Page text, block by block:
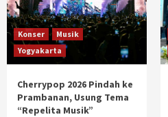
Konser
Musik
Yogyakarta
Cherrypop 2026 Pindah ke
Prambanan, Usung Tema
“Repelita Musik”